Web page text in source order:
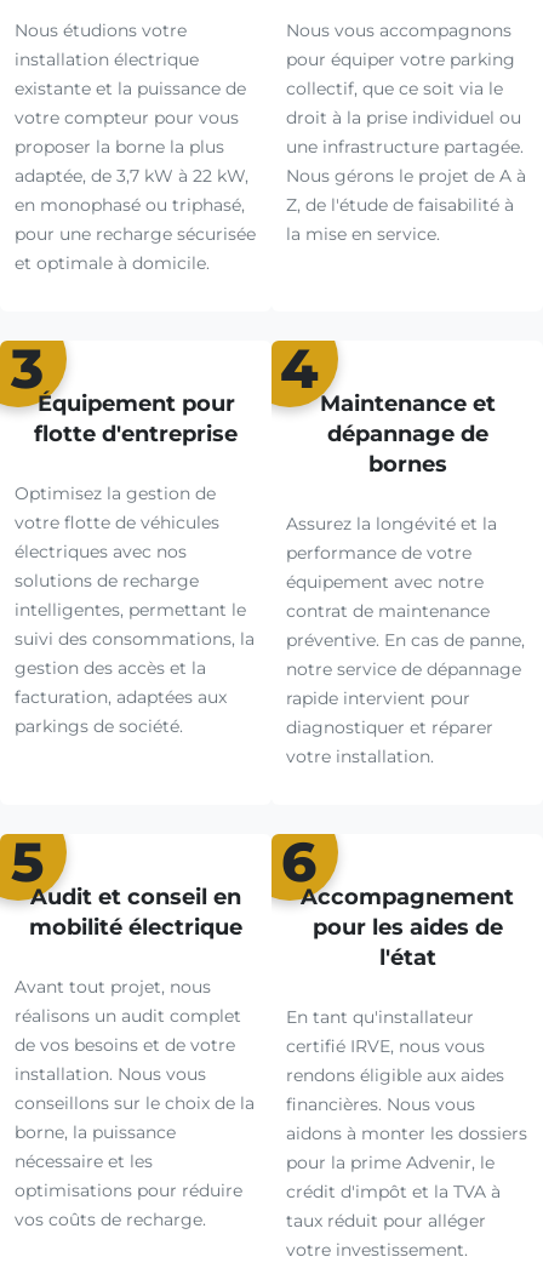
Nous étudions votre
installation électrique
existante et la puissance de
votre compteur pour vous
proposer la borne la plus
adaptée, de 3,7 kW à 22 kW,
en monophasé ou triphasé,
pour une recharge sécurisée
et optimale à domicile.
Nous vous accompagnons
pour équiper votre parking
collectif, que ce soit via le
droit à la prise individuel ou
une infrastructure partagée.
Nous gérons le projet de A à
Z, de l'étude de faisabilité à
la mise en service.
3
Équipement pour
flotte d'entreprise
Optimisez la gestion de
votre flotte de véhicules
électriques avec nos
solutions de recharge
intelligentes, permettant le
suivi des consommations, la
gestion des accès et la
facturation, adaptées aux
parkings de société.
4
Maintenance et
dépannage de
bornes
Assurez la longévité et la
performance de votre
équipement avec notre
contrat de maintenance
préventive. En cas de panne,
notre service de dépannage
rapide intervient pour
diagnostiquer et réparer
votre installation.
5
Audit et conseil en
mobilité électrique
Avant tout projet, nous
réalisons un audit complet
de vos besoins et de votre
installation. Nous vous
conseillons sur le choix de la
borne, la puissance
nécessaire et les
optimisations pour réduire
vos coûts de recharge.
6
Accompagnement
pour les aides de
l'état
En tant qu'installateur
certifié IRVE, nous vous
rendons éligible aux aides
financières. Nous vous
aidons à monter les dossiers
pour la prime Advenir, le
crédit d'impôt et la TVA à
taux réduit pour alléger
votre investissement.